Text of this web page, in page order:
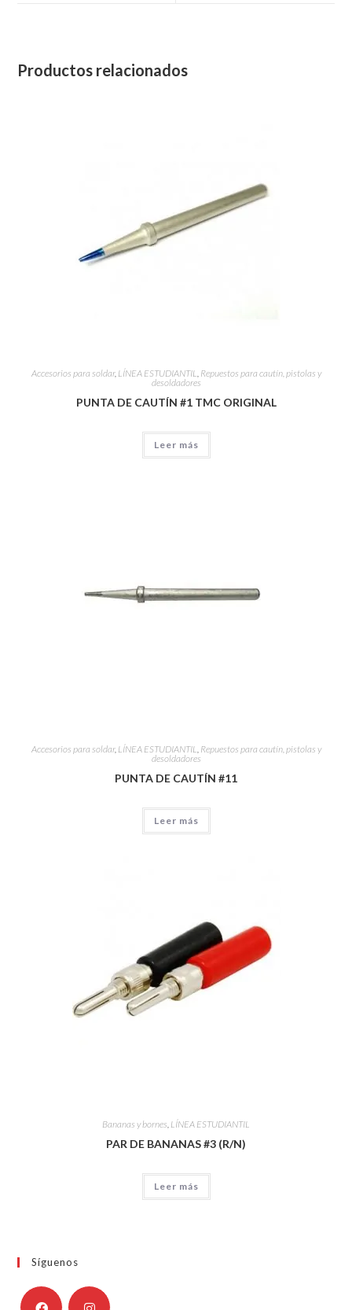
Productos relacionados
Accesorios para soldar, LÍNEA ESTUDIANTIL, Repuestos para cautín, pistolas y
desoldadores
PUNTA DE CAUTÍN #1 TMC ORIGINAL
Leer más
Accesorios para soldar, LÍNEA ESTUDIANTIL Repuestos para cautín, pistolas y
desoldadores
PUNTA DE CAUTÍN #11
Leer más
Bananas y bornes, LÍNEA ESTUDIANTIL
PAR DE BANANAS #3 (R/N)
Leer más
Síguenos